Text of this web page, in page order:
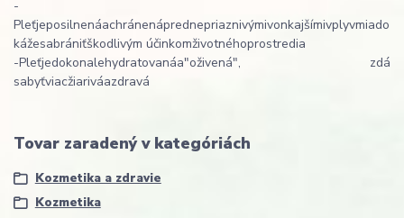
-
Pleťjeposilnenáachránenáprednepriaznivýmivonkajšímivplyvmiado
kážesabrániťškodlivým účinkomživotnéhoprostredia
-Pleťjedokonalehydratovanáa"oživená", zdá
sabyťviacžiariváazdravá
Tovar zaradený v kategóriách
Kozmetika a zdravie
Kozmetika